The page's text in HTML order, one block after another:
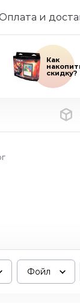
и
Как
скидку?
Фойл